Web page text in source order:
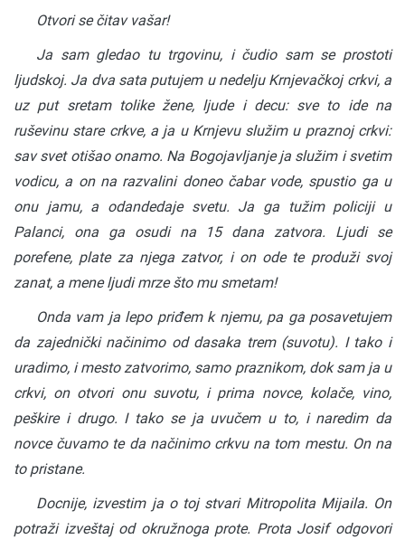
Otvori se čitav vašar!
Ja sam gledao tu trgovinu, i čudio sam se prostoti
ljudskoj. Ja dva sata putujem u nedelju Krnjevačkoj crkvi, a
uz put sretam tolike žene, ljude i decu: sve to ide na
ruševinu stare crkve, a ja u Krnjevu služim u praznoj crkvi:
sav svet otišao onamo. Na Bogojavljanje ja služim i svetim
vodicu, a on na razvalini doneo čabar vode, spustio ga u
onu jamu, a odandedaje svetu. Ja ga tužim policiji u
Palanci, ona ga osudi na 15 dana zatvora. Ljudi se
porefene, plate za njega zatvor, i on ode te produži svoj
zanat, a mene ljudi mrze što mu smetam!
Onda vam ja lepo priđem k njemu, pa ga posavetujem
da zajednički načinimo od dasaka trem (suvotu). I tako i
uradimo, i mesto zatvorimo, samo praznikom, dok sam ja u
crkvi, on otvori onu suvotu, i prima novce, kolače, vino,
peškire i drugo. I tako se ja uvučem u to, i naredim da
novce čuvamo te da načinimo crkvu na tom mestu. On na
to pristane.
Docnije, izvestim ja o toj stvari Mitropolita Mijaila. On
potraži izveštaj od okružnoga prote. Prota Josif odgovori